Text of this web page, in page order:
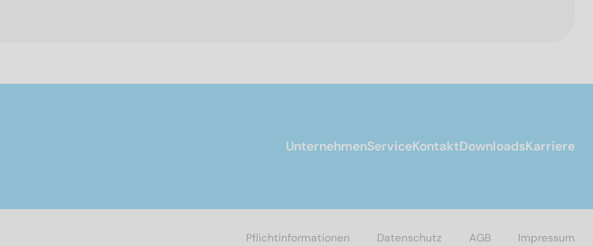
UnternehmenServiceKontaktDownloadsKarriere
Pflichtinformationen Datenschutz AGB Impressum